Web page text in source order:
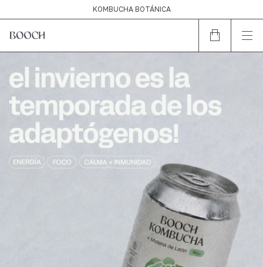
KOMBUCHA BOTÁNICA
HECHO EN ARGENTINA